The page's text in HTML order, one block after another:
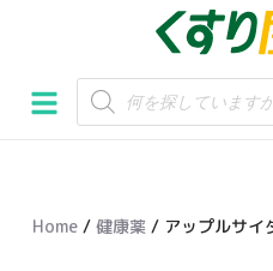
ン
テ
スHome / 健康薬 / アップルサイ